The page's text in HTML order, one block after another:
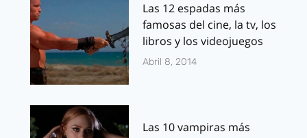
Las 12 espadas más
famosas del cine, la tv, los
libros y los videojuegos
Abril 8, 2014
Las 10 vampiras más